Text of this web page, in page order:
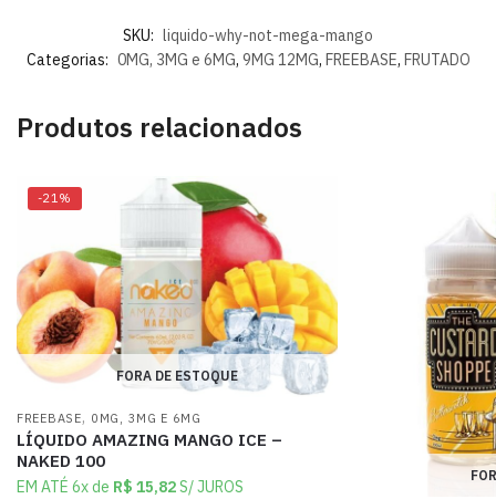
SKU: liquido-why-not-mega-mango
Categorias: 0MG, 3MG e 6MG, 9MG 12MG, FREEBASE, FRUTADO
Produtos relacionados
-21%
FORA DE ESTOQUE
FREEBASE, 0MG, 3MG E 6MG
LÍQUIDO AMAZING MANGO ICE –
NAKED 100
EM ATÉ 6x de R$ 15,82S/ JUROS